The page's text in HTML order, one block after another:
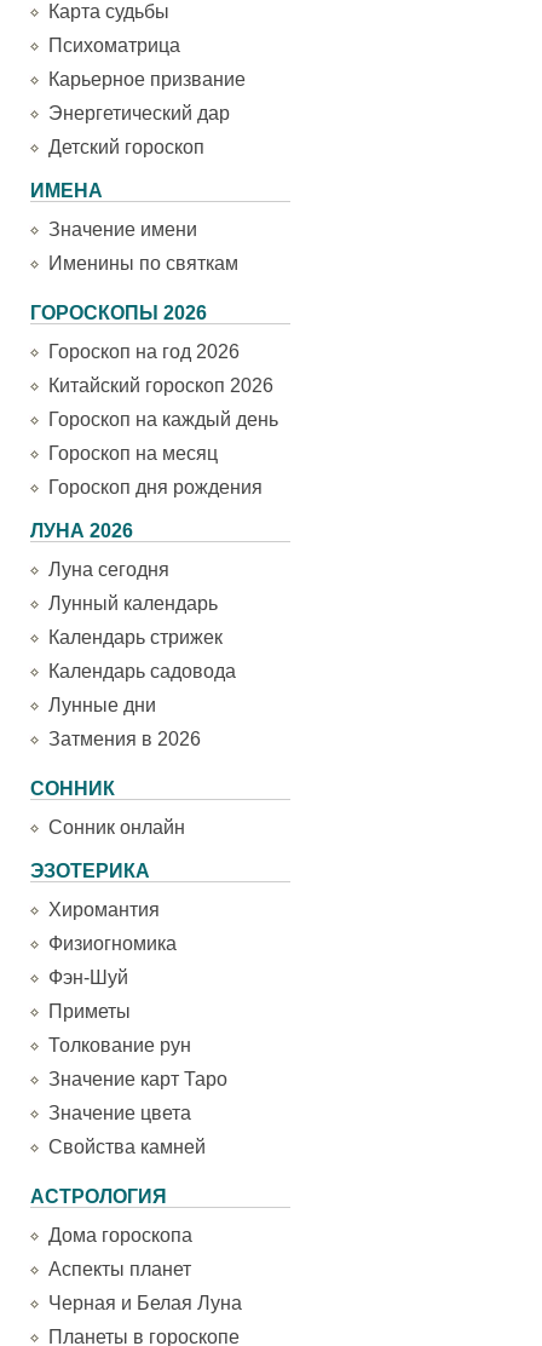
Карта судьбы
Психоматрица
Карьерное призвание
Энергетический дар
Детский гороскоп
ИМЕНА
Значение имени
Именины по святкам
ГОРОСКОПЫ 2026
Гороскоп на год 2026
Китайский гороскоп 2026
Гороскоп на каждый день
Гороскоп на месяц
Гороскоп дня рождения
ЛУНА 2026
Луна сегодня
Лунный календарь
Календарь стрижек
Календарь садовода
Лунные дни
Затмения в 2026
СОННИК
Сонник онлайн
ЭЗОТЕРИКА
Хиромантия
Физиогномика
Фэн-Шуй
Приметы
Толкование рун
Значение карт Таро
Значение цвета
Свойства камней
АСТРОЛОГИЯ
Дома гороскопа
Аспекты планет
Черная и Белая Луна
Планеты в гороскопе